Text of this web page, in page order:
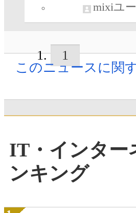
mixiユ
1
このニュースに関
IT・インター
ンキング